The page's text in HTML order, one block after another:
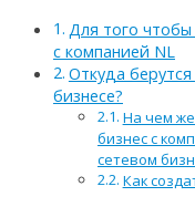
Для того чтобы
с компанией NL
Откуда
бизнесе?
На чем
бизнес с
сетевом
Как